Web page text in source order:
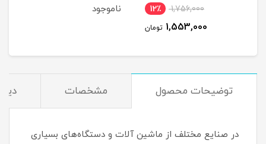
1,756,000 12٪
1,553,000 تومان
ناموجود
توضیحات محصول مشخصات
در صنایع مختلف از ماشین آلات و دستگاه‌های بسیاری